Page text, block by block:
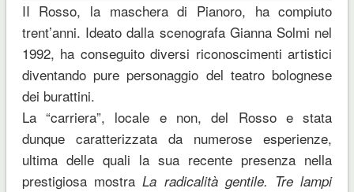
II Rosso, la maschera di Pianoro, ha compiuto
trent’anni. Ideato dalla scenografa Gianna Solmi nel
1992, ha conseguito diversi riconoscimenti artistici
diventando pure personaggio del teatro bolognese
dei burattini.
La “carriera”, locale e non, del Rosso e stata
dunque caratterizzata da numerose esperienze,
ultima delle quali la sua recente presenza nella
prestigiosa mostraLa radicalità gentile. Tre lampi